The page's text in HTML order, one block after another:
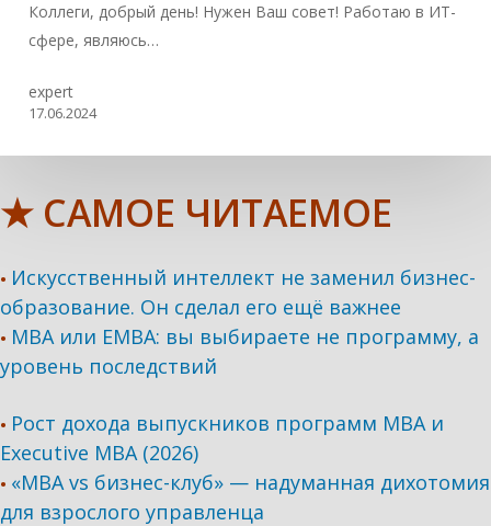
Коллеги, добрый день! Нужен Ваш совет! Работаю в ИТ-
сфере, являюсь…
expert
17.06.2024
★ САМОЕ ЧИТАЕМОЕ
• Искусственный интеллект не заменил бизнес-
образование. Он сделал его ещё важнее
• MBA или EMBA: вы выбираете не программу, а
уровень последствий
• Рост дохода выпускников программ МВА и
Executive MBA (2026)
• «MBA vs бизнес-клуб» — надуманная дихотомия
для взрослого управленца